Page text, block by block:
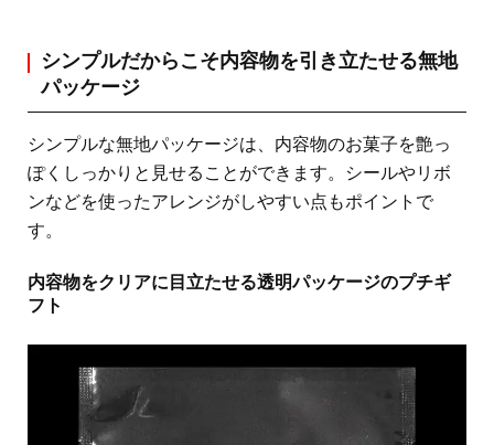
シンプルだからこそ内容物を引き立たせる無地
パッケージ
シンプルな無地パッケージは、内容物のお菓子を艶っ
ぽくしっかりと見せることができます。シールやリボ
ンなどを使ったアレンジがしやすい点もポイントで
す。
内容物をクリアに目立たせる透明パッケージのプチギ
フト